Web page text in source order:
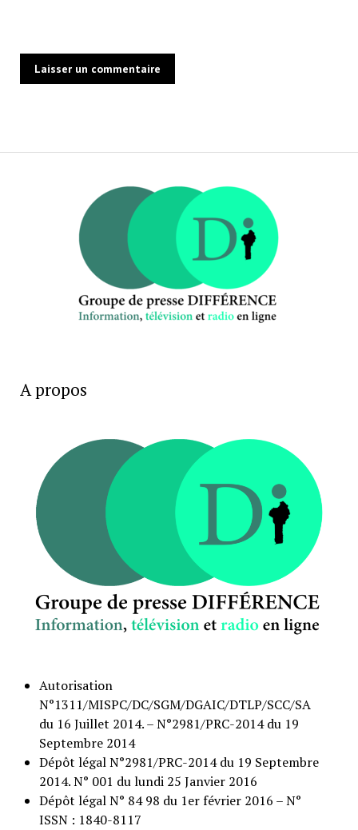
A propos
Autorisation
N°1311/MISPC/DC/SGM/DGAIC/DTLP/SCC/SA
du 16 Juillet 2014. – N°2981/PRC-2014 du 19
Septembre 2014
Dépôt légal N°2981/PRC-2014 du 19 Septembre
2014. N° 001 du lundi 25 Janvier 2016
Dépôt légal N° 84 98 du 1er février 2016 – N°
ISSN : 1840-8117